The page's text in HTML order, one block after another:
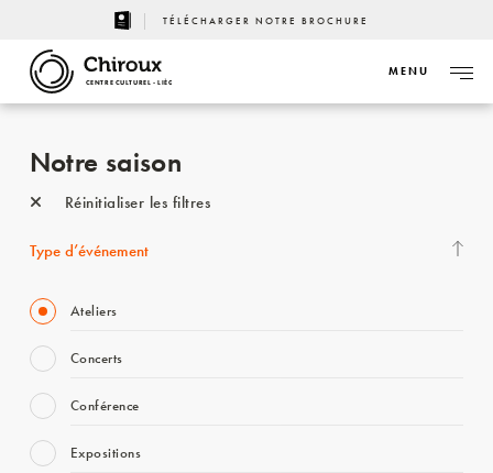
TÉLÉCHARGER NOTRE BROCHURE
CENTRE CULTUREL - LIÈGE
MENU
Notre saison
Réinitialiser les filtres
Type d’événement
Ateliers
Concerts
Conférence
Expositions